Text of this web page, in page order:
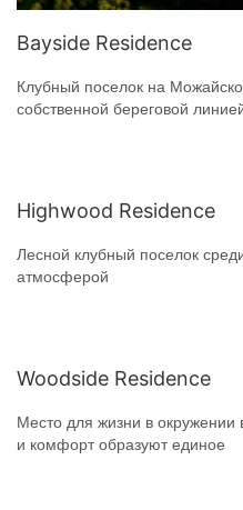
Bayside Residence
Клубный поселок на
собственной береговой
Highwood Residence
Лесной клубный поселок
атмосферой
Woodside Residence
Место для жизни в окружении
и комфорт образуют единое